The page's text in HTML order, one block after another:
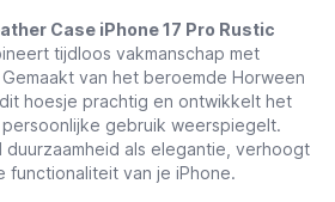
Case iPhone 17 Pro Rustic
tijdloos vakmanschap met
van het beroemde Horween
hoesje prachtig en ontwikkelt het
gebruik weerspiegelt.
als elegantie, verhoogt
functionaliteit van je iPhone.